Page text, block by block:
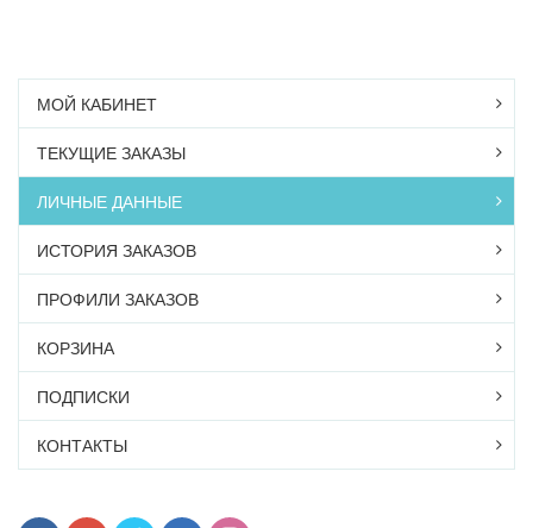
МОЙ КАБИНЕТ
ТЕКУЩИЕ ЗАКАЗЫ
ЛИЧНЫЕ ДАННЫЕ
ИСТОРИЯ ЗАКАЗОВ
ПРОФИЛИ ЗАКАЗОВ
КОРЗИНА
ПОДПИСКИ
КОНТАКТЫ